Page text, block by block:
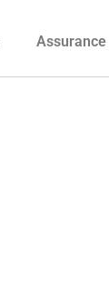
Assurance